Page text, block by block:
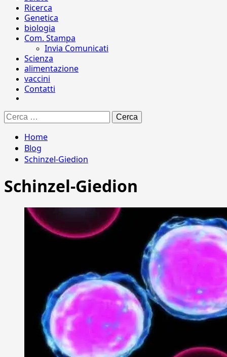
Ricerca
Genetica
biologia
Com. Stampa
Invia Comunicati
Scienza
alimentazione
vaccini
Contatti
Ricerca
per:
Home
Blog
Schinzel-Giedion
Schinzel-Giedion